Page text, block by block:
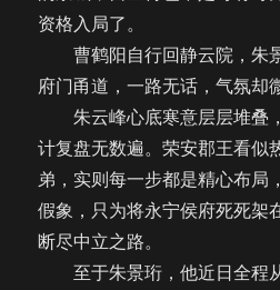
资格入局了。
曹鹤阳自行回静云院，朱
府门甬道，一路无话，气氛却
朱云峰心底寒意层层堆叠
计复盘无数遍。荣安郡王看似
弟，实则每一步都是精心布局
假象，只为将永宁侯府死死架
断尽中立之路。
至于朱景珩，他近日全程从